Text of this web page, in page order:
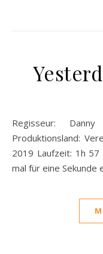
Regisseur: Danny Boyle Genre: Drama/Komödie
Produktionsland:
2019 Laufzeit: 1h
mal für eine Sekunde